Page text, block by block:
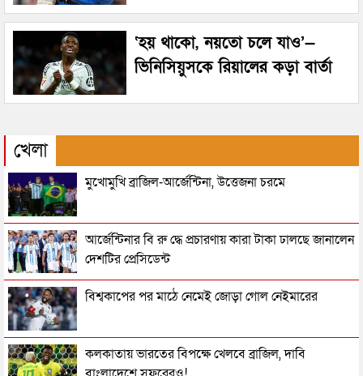
‘হয় থাকো, নয়তো চলে যাও’—
ভিনিসিয়ুসকে রিয়ালের কড়া বার্তা
খেলা
মুখোমুখি ব্রাজিল-আর্জেন্টিনা, উত্তেজনা চরমে
আর্জেন্টিনার বি রু দ্ধে প্রচারণায় কারা টাকা ঢালছে জানালেন
দেশটির প্রেসিডেন্ট
বিশ্বকাপের পর মাঠে নেমেই জোড়া গোল নেইমারের
কলকাতায় ভারতের বিপক্ষে খেলবে ব্রাজিল, দাবি